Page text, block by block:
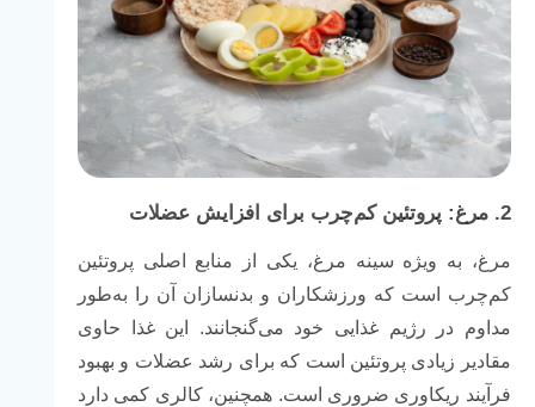
2. مرغ: پروتئین کم‌چرب برای افزایش عضلات
مرغ، به ویژه سینه مرغ، یکی از منابع اصلی پروتئین
کم‌چرب است که ورزشکاران و بدنسازان آن را به‌طور
مداوم در رژیم غذایی خود می‌گنجانند. این غذا حاوی
مقادیر زیادی پروتئین است که برای رشد عضلات و بهبود
فرآیند ریکاوری ضروری است. همچنین، کالری کمی دارد